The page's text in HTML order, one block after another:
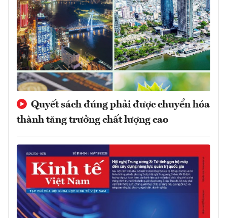
Quyết sách đúng phải được chuyển hóa
thành tăng trưởng chất lượng cao